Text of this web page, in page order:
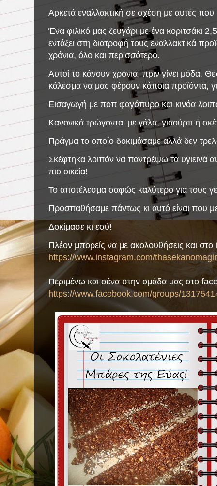
Αρκετά εναλλακτική σε σχέση με αυτές
Ένα φιλικό μας ζευγάρι με ένα κοριτσάκι
εντάξει στη διατροφή τους εναλλακτικά
χρόνια, όλο και περισσότερο.
Αυτοί το κάνουν χρόνια, πριν γίνει μόδα.
κάλεσμα να μας φέρουν κάποια προϊόντα,
Εισαγωγή με ποπ φαγόπυρο και κινόα
Κανονικά τρώγονται με γάλα, γιαούρτι ή
Πράγμα το οποίο δοκιμάσαμε αλλά δεν
Σκέφτηκα λοιπόν να παντρέψω τα υγιεινά
πιο οικεία!
Το αποτέλεσμα σαφώς καλύτερο για τους
Προσπαθήσαμε πάντως κι αυτό είναι που
Δοκίμασε κι εσύ!
Πλέον μπορείς να με ακολουθήσεις και
https://www.instagram.com/
Περιμένω και σένα στην ομάδα μας στο
https://www.facebook.com/groups/